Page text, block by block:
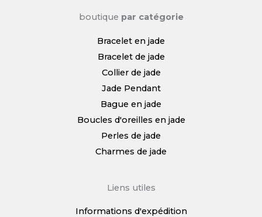
boutique par catégorie
Bracelet en jade
Bracelet de jade
Collier de jade
Jade Pendant
Bague en jade
Boucles d'oreilles en jade
Perles de jade
Charmes de jade
Liens utiles
Informations d'expédition